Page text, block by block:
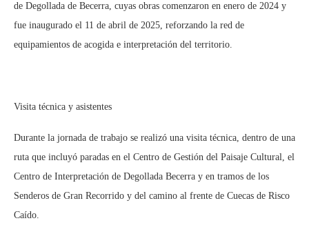
de Degollada de Becerra, cuyas obras comenzaron en enero de 2024 y
fue inaugurado el 11 de abril de 2025, reforzando la red de
equipamientos de acogida e interpretación del territorio.
Visita técnica y asistentes
Durante la jornada de trabajo se realizó una visita técnica, dentro de una
ruta que incluyó paradas en el Centro de Gestión del Paisaje Cultural, el
Centro de Interpretación de Degollada Becerra y en tramos de los
Senderos de Gran Recorrido y del camino al frente de Cuecas de Risco
Caído.